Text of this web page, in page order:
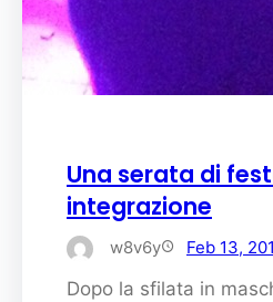
Una serata di
integrazione
w8v6y Feb 13,
Dopo la sfilata in